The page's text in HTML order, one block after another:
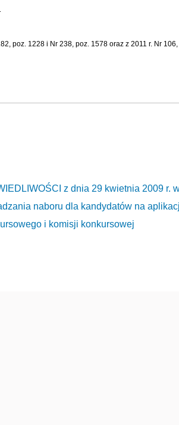
poz. 1228 i Nr 238, poz. 1578 oraz z 2011 r. Nr 106,
z dnia 29 kwietnia 2009 r.
naboru dla kandydatów na
i komisji konkursowej